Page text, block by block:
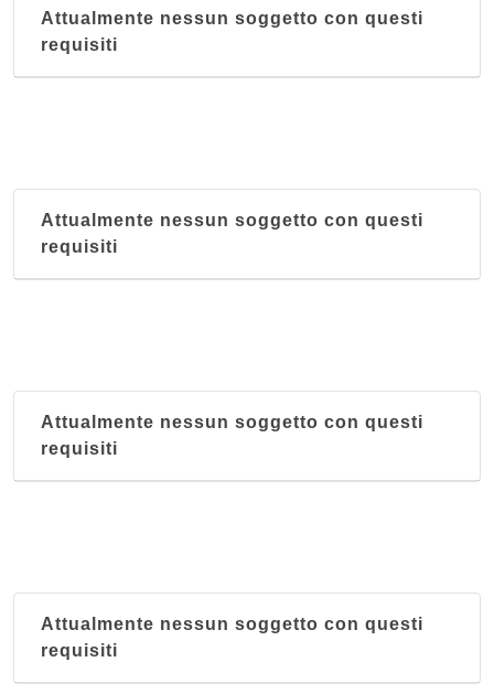
Attualmente nessun soggetto con questi
requisiti
Attualmente nessun soggetto con questi
requisiti
Attualmente nessun soggetto con questi
requisiti
Attualmente nessun soggetto con questi
requisiti